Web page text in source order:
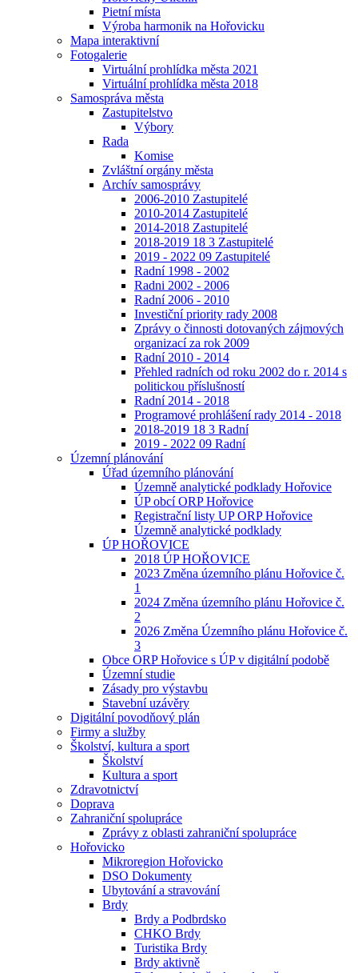
Pietní místa
Výroba harmonik na Hořovicku
Mapa interaktivní
Fotogalerie
Virtuální prohlídka města 2021
Virtuální prohlídka města 2018
Samospráva města
Zastupitelstvo
Výbory
Rada
Komise
Zvláštní orgány města
Archív samosprávy
2006-2010 Zastupitelé
2010-2014 Zastupitelé
2014-2018 Zastupitelé
2018-2019 18 3 Zastupitelé
2019 - 2022 09 Zastupitelé
Radní 1998 - 2002
Radni 2002 - 2006
Radní 2006 - 2010
Investiční priority rady 2008
Zprávy o činnosti dotovaných zájmových
organizací za rok 2009
Radní 2010 - 2014
Přehled radních od roku 2002 do r. 2014 s
politickou příslušností
Radní 2014 - 2018
Programové prohlášení rady 2014 - 2018
2018-2019 18 3 Radní
2019 - 2022 09 Radní
Územní plánování
Úřad územního plánování
Územně analytické podklady Hořovice
ÚP obcí ORP Hořovice
Registrační listy UP ORP Hořovice
Územně analytické podklady
ÚP HOŘOVICE
2018 ÚP HOŘOVICE
2023 Změna územního plánu Hořovice č.
1
2024 Změna územního plánu Hořovice č.
2
2026 Změna Územního plánu Hořovice č.
3
Obce ORP Hořovice s ÚP v digitální podobě
Územní studie
Zásady pro výstavbu
Stavební uzávěry
Digitální povodňový plán
Firmy a služby
Školství, kultura a sport
Školství
Kultura a sport
Zdravotnictví
Doprava
Zahraniční spolupráce
Zprávy z oblasti zahraniční spolupráce
Hořovicko
Mikroregion Hořovicko
DSO Dokumenty
Ubytování a stravování
Brdy
Brdy a Podbrdsko
CHKO Brdy
Turistika Brdy
Brdy aktivně